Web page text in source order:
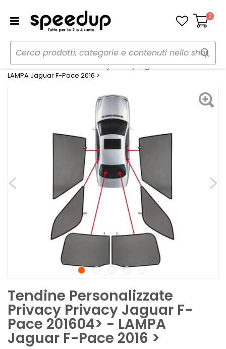
Carrello
0
Home Auto Estate
Tendine parasole
Tendine Personalizzate Privacy Privacy Jaguar F-Pace 201604> -
LAMPA Jaguar F-Pace 2016 >
Tendine Personalizzate
Privacy Privacy Jaguar F-
Pace 201604> - LAMPA
Jaguar F-Pace 2016 >